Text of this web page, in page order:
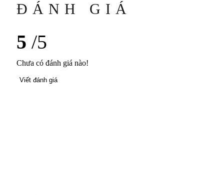
ĐÁNH GIÁ
5 /5
Chưa có đánh giá nào!
Viết đánh giá